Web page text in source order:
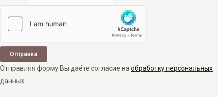
Отправка
Отправляя форму Вы даёте согласие на обработку персональных
данных.